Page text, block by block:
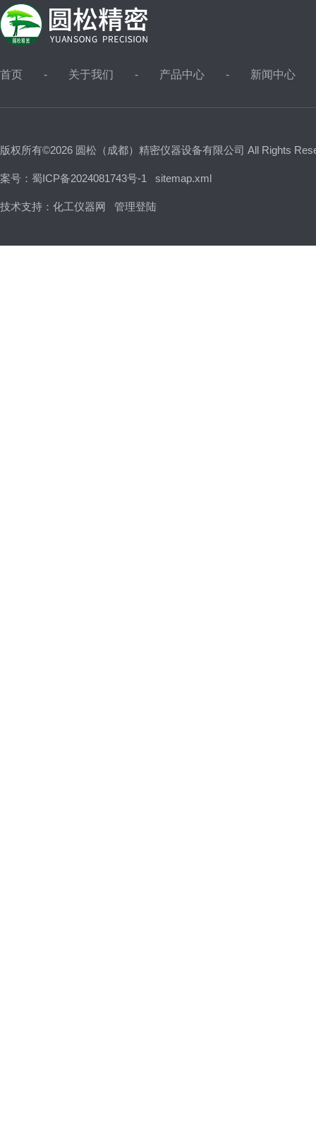
首页 关于我们 产品中心 新闻中心
版权所有©2026 圆松（成都）精密仪器设备有限公司 All Rights
案号：蜀ICP备2024081743号-1 sitemap.xml
技术支持： 化工仪器网 管理登陆